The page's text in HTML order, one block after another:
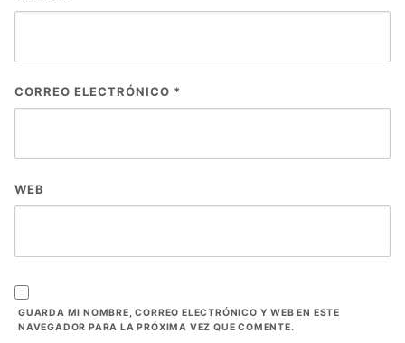
CORREO ELECTRÓNICO *
WEB
GUARDA MI NOMBRE, CORREO ELECTRÓNICO Y WEB EN ESTE
NAVEGADOR PARA LA PRÓXIMA VEZ QUE COMENTE.